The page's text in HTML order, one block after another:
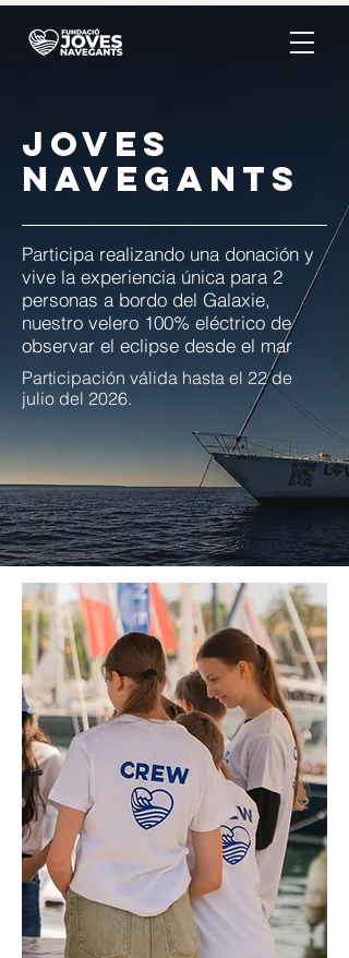
joves
navegants
Participa realizando una donación y
vive la experiencia única para 2
personas a bordo del Galaxie,
nuestro velero 100% eléctrico de
observar el eclipse desde el mar
Participación válida hasta el 22 de
julio del 2026.